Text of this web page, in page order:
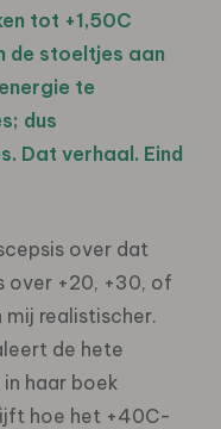
tot +1,50C
de stoeltjes aan
te
dus
Dat verhaal. Eind
over dat
over +20, +30, of
realistischer.
de hete
haar boek
hoe het +40C-